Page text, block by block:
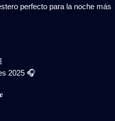
perfecto para la noche más
2025 🎧